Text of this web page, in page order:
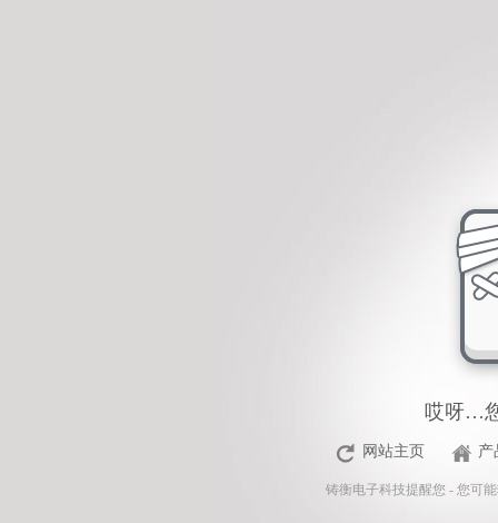
哎呀…
网站主页 产
铸衡电子科技提醒您 - 您可